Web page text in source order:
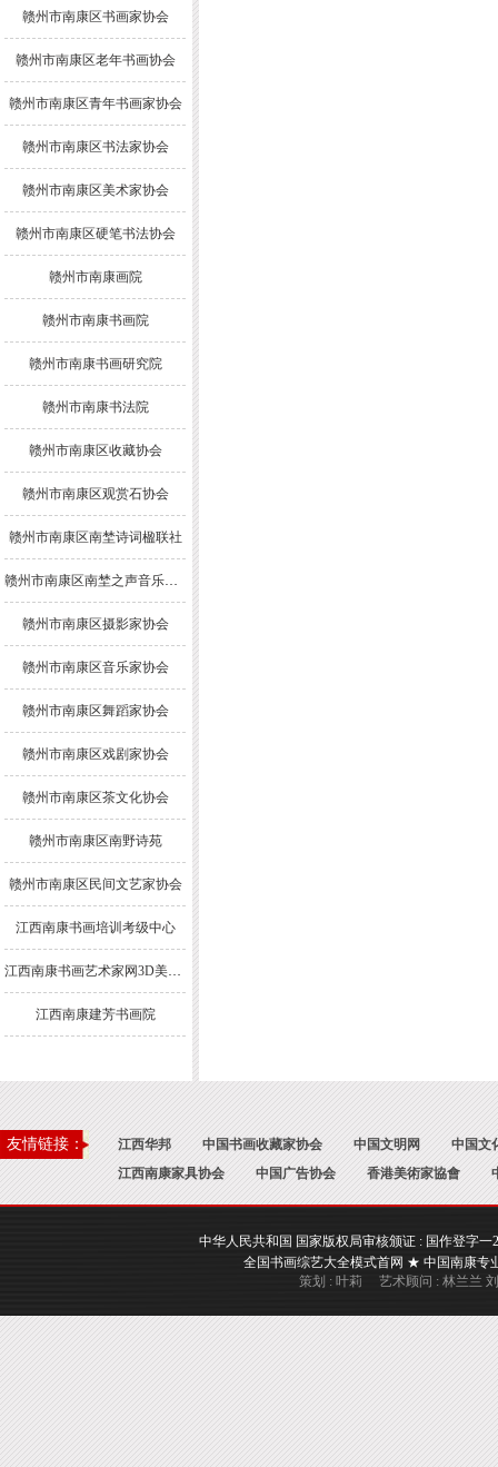
赣州市南康区书画家协会
赣州市南康区老年书画协会
赣州市南康区青年书画家协会
赣州市南康区书法家协会
赣州市南康区美术家协会
赣州市南康区硬笔书法协会
赣州市南康画院
赣州市南康书画院
赣州市南康书画研究院
赣州市南康书法院
赣州市南康区收藏协会
赣州市南康区观赏石协会
赣州市南康区南埜诗词楹联社
赣州市南康区南埜之声音乐舞蹈协会
赣州市南康区摄影家协会
赣州市南康区音乐家协会
赣州市南康区舞蹈家协会
赣州市南康区戏剧家协会
赣州市南康区茶文化协会
赣州市南康区南野诗苑
赣州市南康区民间文艺家协会
江西南康书画培训考级中心
江西南康书画艺术家网3D美术馆
江西南康建芳书画院
友情链接： 江西华邦 中国书画收藏家协会 中国文明网
中国文
江西南康家具协会
中国广告协会 香港美術家協會
中华人民共和国 国家版权局审核颁证 : 国作登字
全国书画综艺大全模式首网 ★ 中国南康
策划 : 叶莉 艺术顾问 : 林兰兰